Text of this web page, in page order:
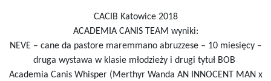
CACIB Katowice 2018
ACADEMIA CANIS TEAM wyniki:
NEVE – cane da pastore maremmano abruzzese – 10 miesięcy –
druga wystawa w klasie młodzieży i drugi tytuł BOB
Academia Canis Whisper (Merthyr Wanda AN INNOCENT MAN x